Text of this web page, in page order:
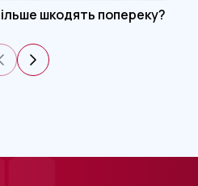
шкодять попереку?